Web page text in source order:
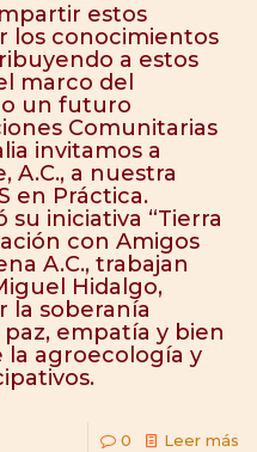
estos
los conocimientos
a estos
marco del
un futuro
Comunitarias
invitamos a
A.C., a nuestra
en Práctica.
iniciativa “Tierra
con Amigos
A.C., trabajan
Hidalgo,
la soberanía
empatía y bien
la agroecología y
0 Leer más